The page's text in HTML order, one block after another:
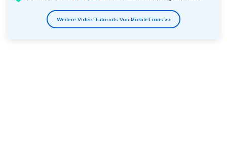
Weitere Video-Tutorials Von MobileTrans >>